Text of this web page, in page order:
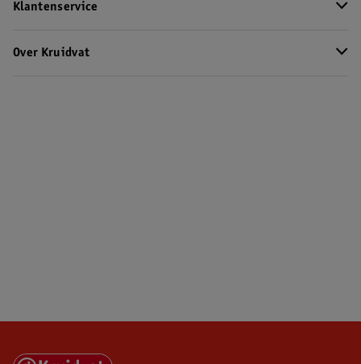
Klantenservice
Over Kruidvat